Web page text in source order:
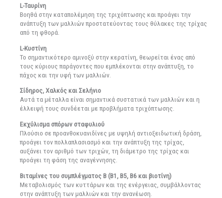
L-Ταυρίνη
Βοηθά στην καταπολέμηση της τριχόπτωσης και προάγει την
ανάπτυξη των μαλλιών προστατεύοντας τους θύλακες της τρίχας
από τη φθορά.
L-Κυστίνη
Το σημαντικότερο αμινοξύ στην κερατίνη, θεωρείται ένας από
τους κύριους παράγοντες που εμπλέκονται στην ανάπτυξη, το
πάχος και την υφή των μαλλιών.
Σίδηρος, Χαλκός και Σελήνιο
Αυτά τα μέταλλα είναι σημαντικά συστατικά των μαλλιών και η
έλλειψή τους συνδέεται με προβλήματα τριχόπτωσης.
Εκχύλισμα σπόρων σταφυλιού
Πλούσιο σε προανθοκυανιδίνες με υψηλή αντιοξειδωτική δράση,
προάγει τον πολλαπλασιασμό και την ανάπτυξη της τρίχας,
αυξάνει τον αριθμό των τριχών, τη διάμετρο της τρίχας και
προάγει τη φάση της αναγέννησης.
Βιταμίνες του συμπλέγματος Β (B1, B5, B6 και βιοτίνη)
Μεταβολισμός των κυττάρων και της ενέργειας, συμβάλλοντας
στην ανάπτυξη των μαλλιών και την ανανέωση.